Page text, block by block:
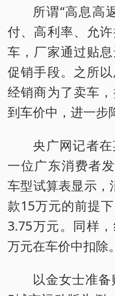
所谓“高息高
付、高利率、允
车，厂家通过贴
促销手段。之所
经销商为了卖车
到车价中，进一步
央广网记者
一位广东消费者
车型试算表显示，
款15万元的前提
3.75万元。同样
万元在车价中扣除。
以金女士准